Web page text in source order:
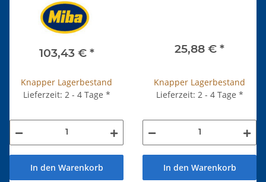
103,43 € *
Knapper Lagerbestand
Lieferzeit: 2 - 4 Tage *
In den Warenkorb
25,88 € *
Knapper Lagerbestand
Lieferzeit: 2 - 4 Tage *
In den Warenkorb